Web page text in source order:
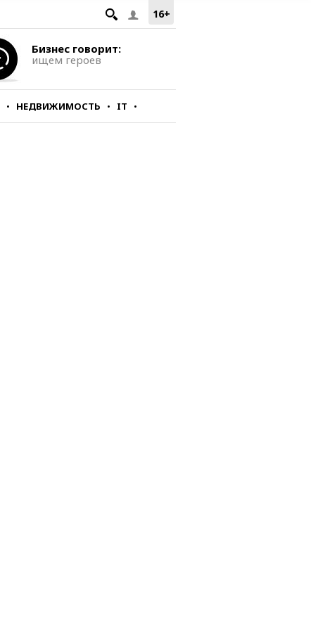
16+
Бизнес говорит:
ищем героев
НЕДВИЖИМОСТЬ IT